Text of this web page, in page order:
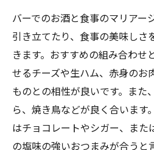
バーでのお酒と食事のマリアー
引き立てたり、食事の美味しさ
きます。おすすめの組み合わせ
せるチーズや生ハム、赤身のお
ものとの相性が良いです。また
ら、焼き鳥などが良く合います
はチョコレートやシガー、また
の塩味の強いおつまみが合うと